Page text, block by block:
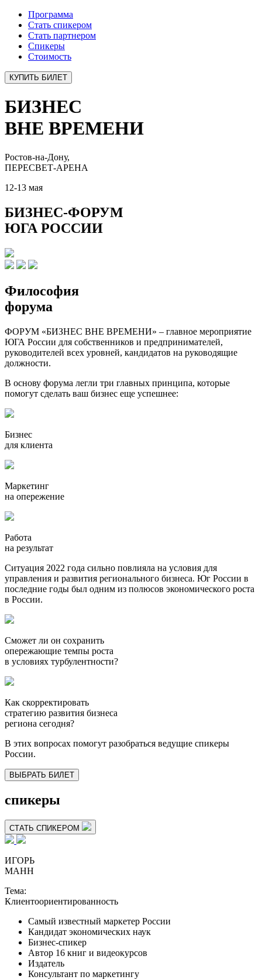
Программа
Стать спикером
Стать партнером
Спикеры
Стоимость
КУПИТЬ БИЛЕТ
БИЗНЕС
ВНЕ ВРЕМЕНИ
Ростов-на-Дону,
ПЕРЕСВЕТ-АРЕНА
12-13 мая
БИЗНЕС-ФОРУМ
ЮГА РОССИИ
Философия
форума
ФОРУМ «БИЗНЕС ВНЕ ВРЕМЕНИ» – главное мероприятие
ЮГА России для собственников и предпринимателей,
руководителей всех уровней, кандидатов на руководящие
должности.
В основу форума легли три главных принципа, которые
помогут сделать ваш бизнес еще успешнее:
Бизнес
для клиента
Маркетинг
на опережение
Работа
на результат
Ситуация 2022 года сильно повлияла на условия для
управления и развития регионального бизнеса. Юг России в
последние годы был одним из полюсов экономического роста
в России.
Сможет ли он сохранить
опережающие темпы роста
в условиях турбулентности?
Как скорректировать
стратегию развития бизнеса
региона сегодня?
В этих вопросах помогут разобраться ведущие спикеры
России.
ВЫБРАТЬ БИЛЕТ
спикеры
СТАТЬ СПИКЕРОМ
ИГОРЬ
МАНН
Тема:
Клиентоориентированность
Самый известный маркетер России
Кандидат экономических наук
Бизнес-спикер
Автор 16 книг и видеокурсов
Издатель
Консультант по маркетингу